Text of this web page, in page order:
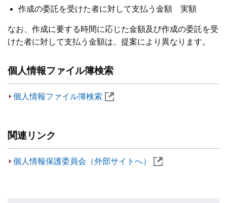
作成の委託を受けた者に対して支払う金額 実額
なお、作成に要する時間に応じた金額及び作成の委託を受
けた者に対して支払う金額は、提案により異なります。
個人情報ファイル簿検索
個人情報ファイル簿検索
関連リンク
個人情報保護委員会（外部サイトへ）